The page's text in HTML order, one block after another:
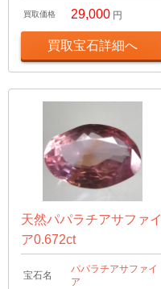
買取価格 29,000 円
買取宝石詳細へ
天然パパラチアサファイ
ア0.672ct
宝石名
パパラチアサファイ
ア